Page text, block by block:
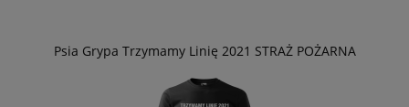
Psia Grypa Trzymamy Linię 2021 STRAŻ POŻARNA